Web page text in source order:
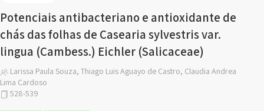
Potenciais antibacteriano e antioxidante de
chás das folhas de Casearia sylvestris var.
lingua (Cambess.) Eichler (Salicaceae)
Larissa Paula Souza, Thiago Luis Aguayo de Castro, Claudia Andrea
Lima Cardoso
528-539